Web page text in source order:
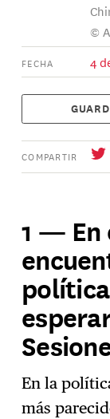
©
FECHA 4
COMPARTIR
→
1 — En
En la
más